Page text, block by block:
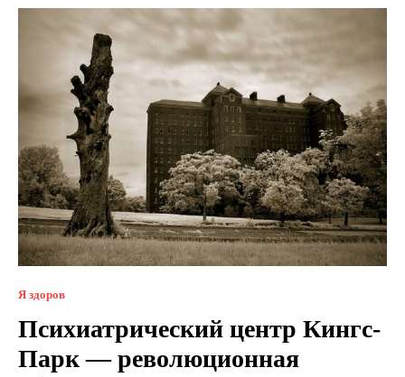
Я здоров
Психиатрический центр Кингс-
Парк — революционная